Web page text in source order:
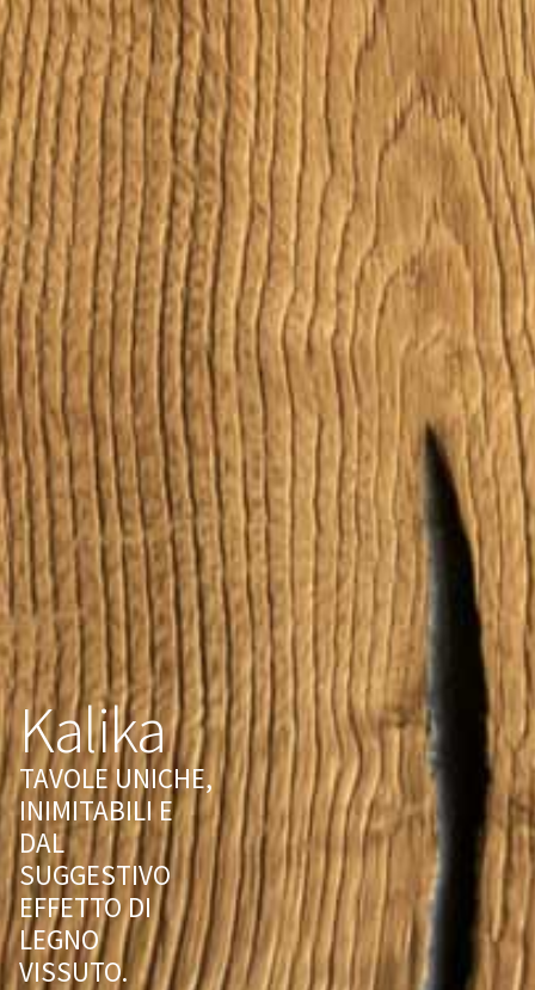
Kalika
TAVOLE UNICHE,
INIMITABILI E
DAL
SUGGESTIVO
EFFETTO DI
LEGNO
VISSUTO.